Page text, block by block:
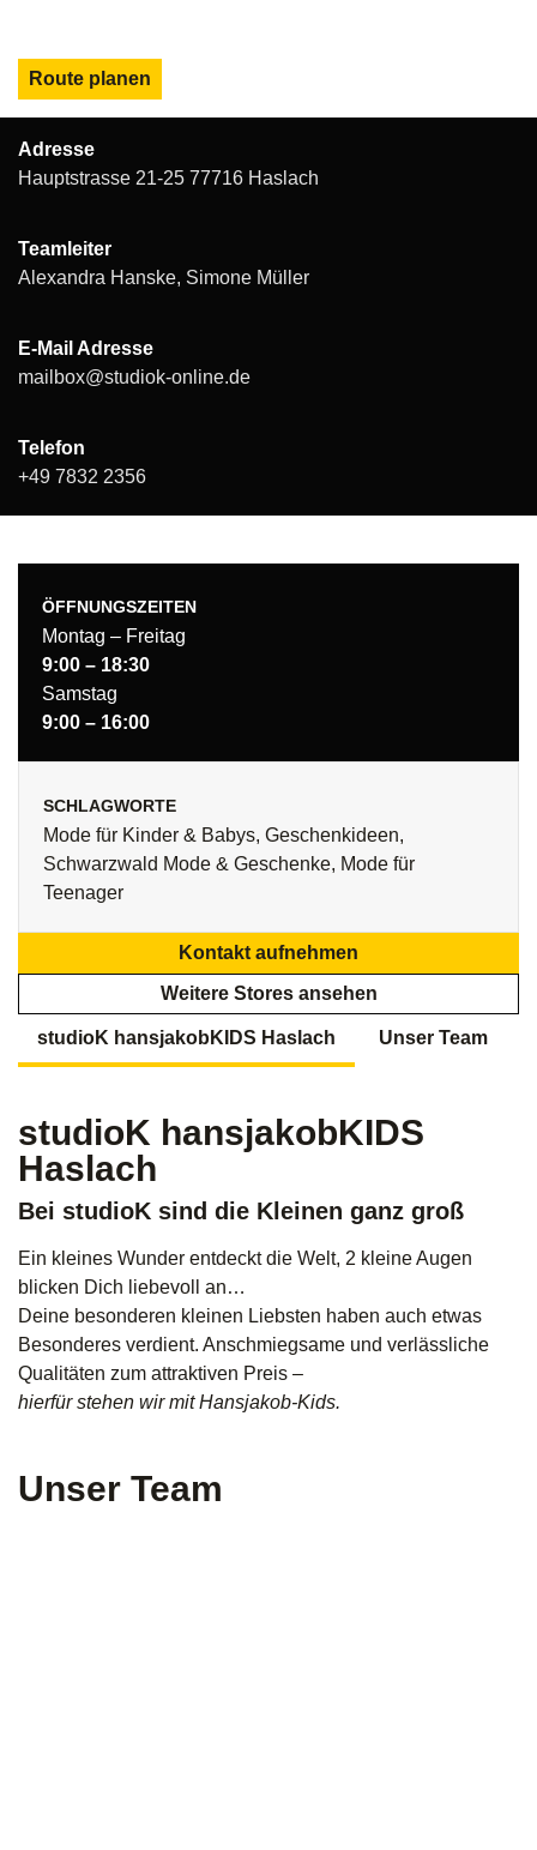
Route planen
Adresse
Hauptstrasse 21-25 77716 Haslach
Teamleiter
Alexandra Hanske, Simone Müller
E-Mail Adresse
mailbox@studiok-online.de
Telefon
+49 7832 2356
studioK hansjakobKIDS Haslach Unser Team
studioK hansjakobKIDS
Haslach
Bei studioK sind die Kleinen ganz groß
Ein kleines Wunder entdeckt die Welt, 2 kleine Augen
blicken Dich liebevoll an…
Deine besonderen kleinen Liebsten haben auch etwas
Besonderes verdient. Anschmiegsame und verlässliche
Qualitäten zum attraktiven Preis –
hierfür stehen wir mit Hansjakob-Kids.
Unser Team
ÖFFNUNGSZEITEN
Montag – Freitag
9:00 – 18:30
Samstag
9:00 – 16:00
SCHLAGWORTE
Mode für Kinder & Babys, Geschenkideen,
Schwarzwald Mode & Geschenke, Mode für
Teenager
Kontakt aufnehmen
Weitere Stores ansehen